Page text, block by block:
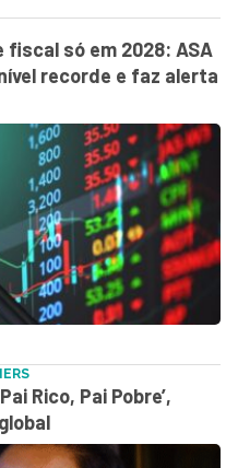
fiscal só em 2028: ASA
recorde e faz alerta
Rico, Pai Pobre’,